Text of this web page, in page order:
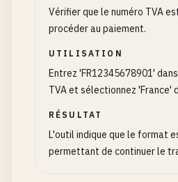
Vérifier que le numéro TVA
procéder au paiement.
UTILISATION
Entrez 'FR12345678901'
TVA et sélectionnez 'France'
RÉSULTAT
L'outil indique que le format
permettant de continuer le